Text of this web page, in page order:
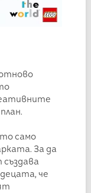
само
За да
че